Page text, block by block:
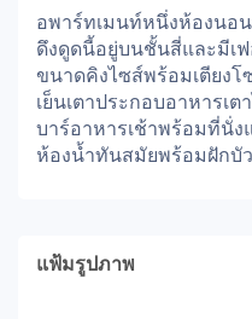
อพาร์ทเมนท์หนึ่งห้องนอ
ดึงดูดนี้อยู่บนชั้นสี่และมีเ
ขนาดคิงไซส์พร้อมเตียง
เย็นเตาประกอบอาหารเ
บาร์อาหารเช้าพร้อมที่นั่
ห้องน้ำทันสมัยพร้อมฝักบั
แฟ้มรูปภาพ